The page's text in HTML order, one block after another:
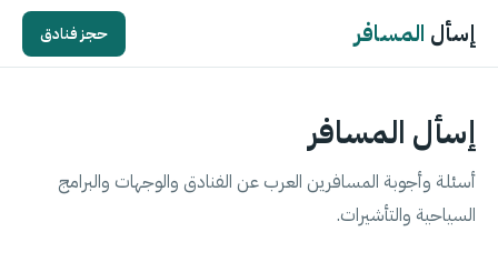
إسأل المسافر حجز فنادق
إسأل المسافر
أسئلة وأجوبة المسافرين العرب عن الفنادق والوجهات والبرامج
السياحية والتأشيرات.